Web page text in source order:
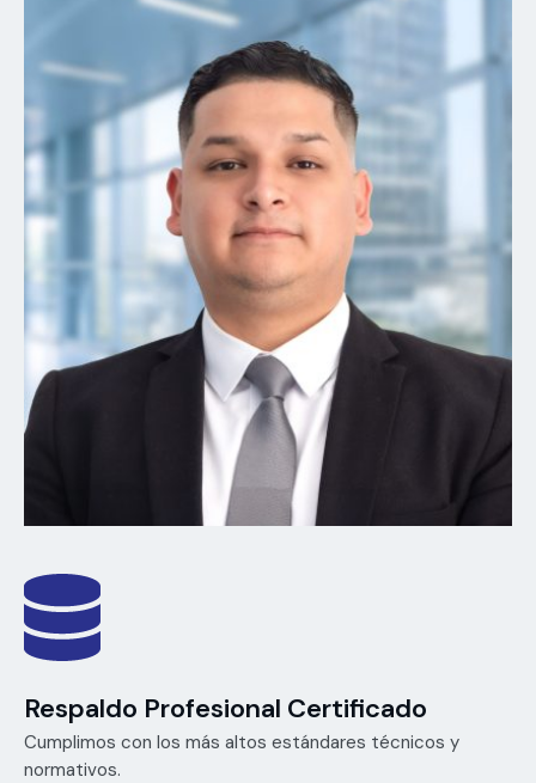
Respaldo Profesional Certificado
Cumplimos con los más altos estándares técnicos y
normativos.